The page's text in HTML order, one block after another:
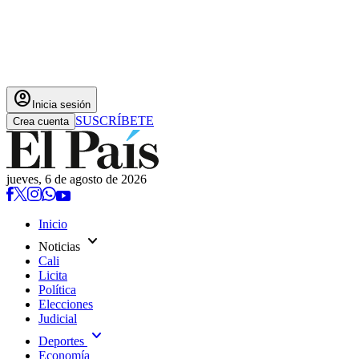
account_circle Inicia sesión
Crea cuenta SUSCRÍBETE
jueves, 6 de agosto de 2026
Inicio
Noticias expand_more
Cali
Licita
Política
Elecciones
Judicial
Deportes expand_more
Economía